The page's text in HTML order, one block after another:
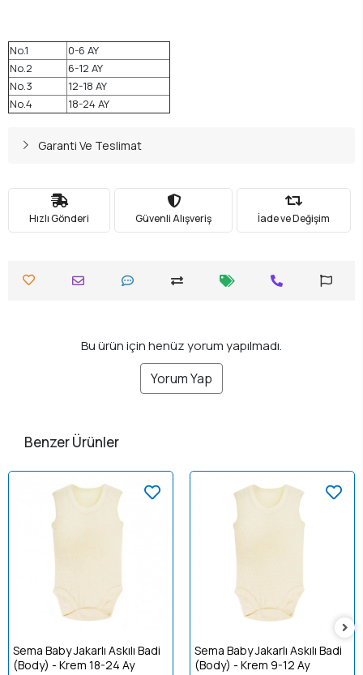
No.1
0-6 AY
No.2
6-12 AY
No.3
12-18 AY
No.4
18-24 AY
Garanti Ve Teslimat
Hızlı Gönderi Güvenli Alışveriş İade ve Değişim
Bu ürün için henüz yorum yapılmadı.
Yorum Yap
Benzer Ürünler
Sema Baby Jakarlı Askılı Badi
(Body) - Krem 18-24 Ay
Sema Baby Jakarlı Askılı Badi
(Body) - Krem 9-12 Ay